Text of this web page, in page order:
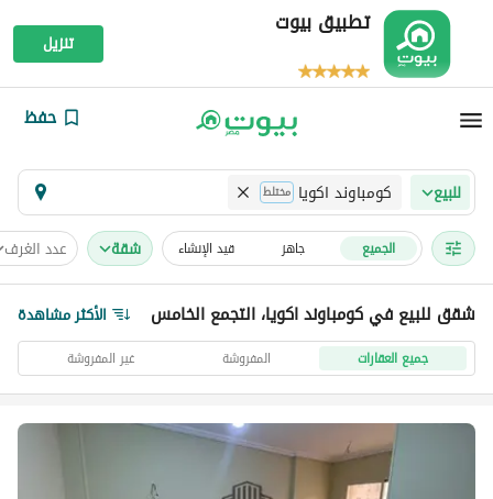
تطبيق بيوت
تنزيل
حفظ
للبيع كومباوند اكويا مختلط
الجميع جاهز قيد الإنشاء شقة عدد الغرف
شقق للبيع في كومباوند اكويا، التجمع الخامس الأكثر مشاهدة
جميع العقارات المفروشة غير المفروشة